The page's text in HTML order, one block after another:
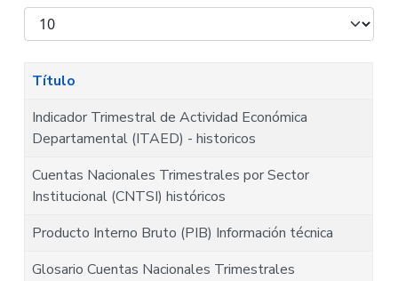
Mostrar
#
Título
Indicador Trimestral de Actividad Económica
Departamental (ITAED) - historicos
Cuentas Nacionales Trimestrales por Sector
Institucional (CNTSI) históricos
Producto Interno Bruto (PIB) Información técnica
Glosario Cuentas Nacionales Trimestrales